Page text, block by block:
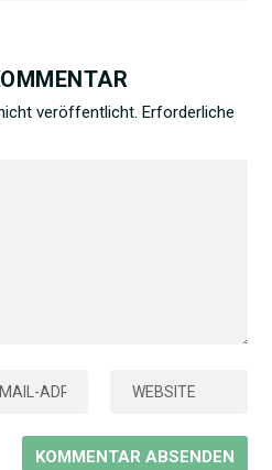
veröffentlicht. Erforderliche